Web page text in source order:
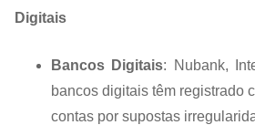
Digitais
Bancos Digitais: Nubank,
bancos digitais têm registrado
contas por supostas